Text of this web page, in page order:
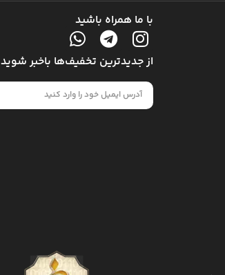
با ما همراه باشید
از جدیدترین تخفیف‌ها باخبر شوید